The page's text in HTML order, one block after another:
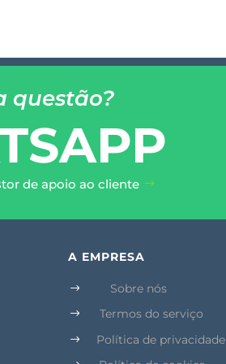
questão?
de apoio ao cliente
A EMPRESA
$ Sobre nós
$ Termos do serviço
$ Política de privacidade